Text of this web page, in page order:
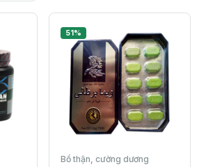
51%
Bổ thận, cường dương